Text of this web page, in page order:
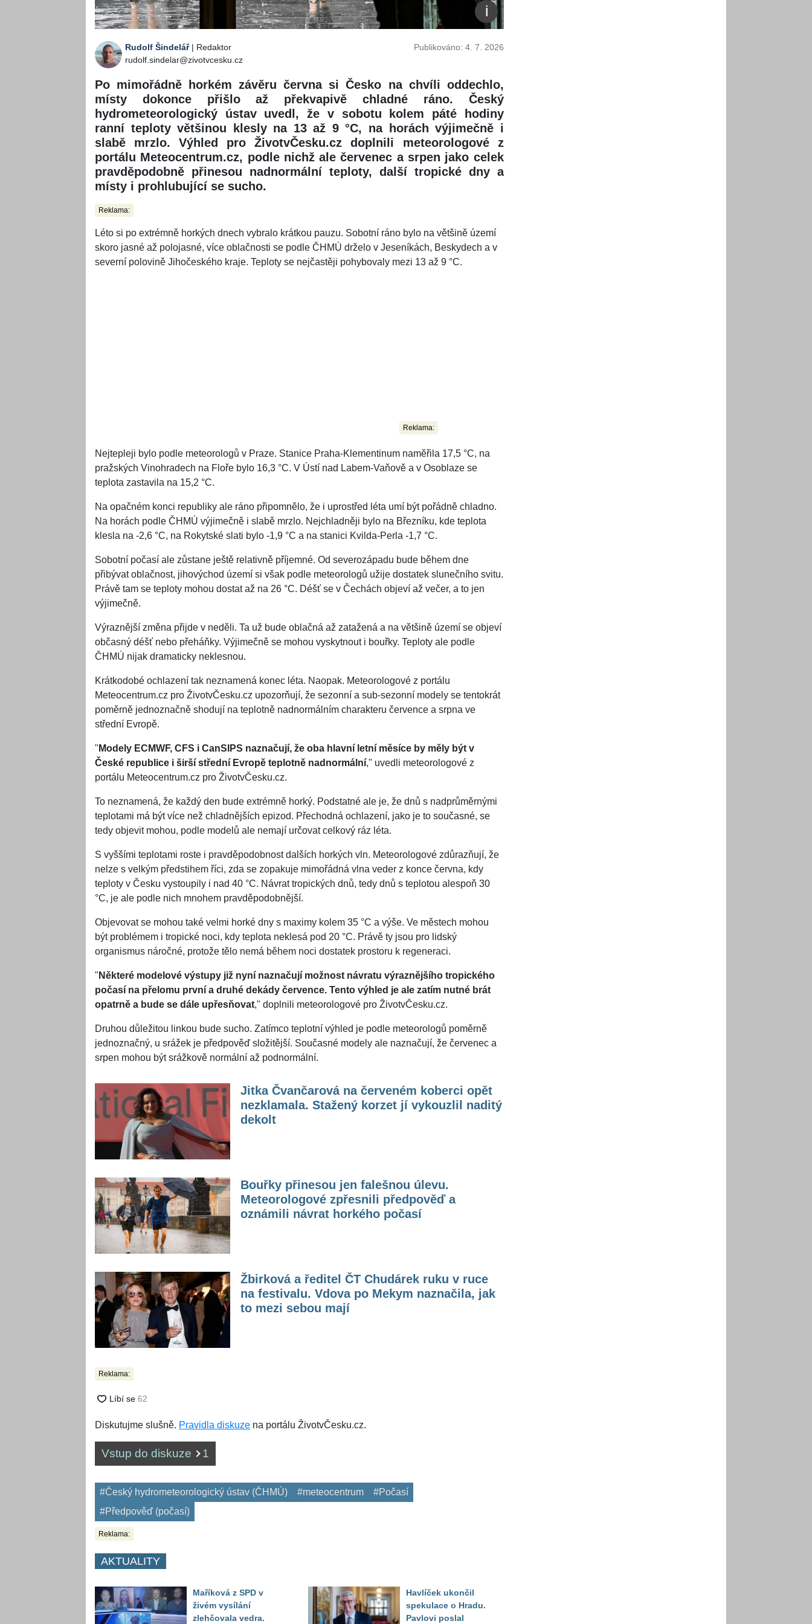
Rudolf Šindelář| Redaktor
rudolf.sindelar@zivotvcesku.cz
Publikováno: 4. 7. 2026
Po mimořádně horkém závěru června si Česko na chvíli oddechlo,
místy dokonce přišlo až překvapivě chladné ráno. Český
hydrometeorologický ústav uvedl, že v sobotu kolem páté hodiny
ranní teploty většinou klesly na 13 až 9 °C, na horách výjimečně i
slabě mrzlo. Výhled pro ŽivotvČesku.cz doplnili meteorologové z
portálu Meteocentrum.cz, podle nichž ale červenec a srpen jako celek
pravděpodobně přinesou nadnormální teploty, další tropické dny a
místy i prohlubující se sucho.
Reklama:
Léto si po extrémně horkých dnech vybralo krátkou pauzu. Sobotní ráno bylo na většině území
skoro jasné až polojasné, více oblačnosti se podle ČHMÚ drželo v Jeseníkách, Beskydech a v
severní polovině Jihočeského kraje. Teploty se nejčastěji pohybovaly mezi 13 až 9 °C.
Reklama:
Nejtepleji bylo podle meteorologů v Praze. Stanice Praha-Klementinum naměřila 17,5 °C, na
pražských Vinohradech na Floře bylo 16,3 °C. V Ústí nad Labem-Vaňově a v Osoblaze se
teplota zastavila na 15,2 °C.
Na opačném konci republiky ale ráno připomnělo, že i uprostřed léta umí být pořádně chladno.
Na horách podle ČHMÚ výjimečně i slabě mrzlo. Nejchladněji bylo na Březníku, kde teplota
klesla na -2,6 °C, na Rokytské slati bylo -1,9 °C a na stanici Kvilda-Perla -1,7 °C.
Sobotní počasí ale zůstane ještě relativně příjemné. Od severozápadu bude během dne
přibývat oblačnost, jihovýchod území si však podle meteorologů užije dostatek slunečního svitu.
Právě tam se teploty mohou dostat až na 26 °C. Déšť se v Čechách objeví až večer, a to jen
výjimečně.
Výraznější změna přijde v neděli. Ta už bude oblačná až zatažená a na většině území se objeví
občasný déšť nebo přeháňky. Výjimečně se mohou vyskytnout i bouřky. Teploty ale podle
ČHMÚ nijak dramaticky neklesnou.
Krátkodobé ochlazení tak neznamená konec léta. Naopak. Meteorologové z portálu
Meteocentrum.cz pro ŽivotvČesku.cz upozorňují, že sezonní a sub-sezonní modely se tentokrát
poměrně jednoznačně shodují na teplotně nadnormálním charakteru července a srpna ve
střední Evropě.
" Modely ECMWF, CFS i CanSIPS naznačují, že oba hlavní letní měsíce by měly být v
České republice i širší střední Evropě teplotně nadnormální," uvedli meteorologové z
portálu Meteocentrum.cz pro ŽivotvČesku.cz.
To neznamená, že každý den bude extrémně horký. Podstatné ale je, že dnů s nadprůměrnými
teplotami má být více než chladnějších epizod. Přechodná ochlazení, jako je to současné, se
tedy objevit mohou, podle modelů ale nemají určovat celkový ráz léta.
S vyššími teplotami roste i pravděpodobnost dalších horkých vln. Meteorologové zdůrazňují, že
nelze s velkým předstihem říci, zda se zopakuje mimořádná vlna veder z konce června, kdy
teploty v Česku vystoupily i nad 40 °C. Návrat tropických dnů, tedy dnů s teplotou alespoň 30
°C, je ale podle nich mnohem pravděpodobnější.
Objevovat se mohou také velmi horké dny s maximy kolem 35 °C a výše. Ve městech mohou
být problémem i tropické noci, kdy teplota neklesá pod 20 °C. Právě ty jsou pro lidský
organismus náročné, protože tělo nemá během noci dostatek prostoru k regeneraci.
" Některé modelové výstupy již nyní naznačují možnost návratu výraznějšího tropického
počasí na přelomu první a druhé dekády července. Tento výhled je ale zatím nutné brát
opatrně a bude se dále upřesňovat," doplnili meteorologové pro ŽivotvČesku.cz.
Druhou důležitou linkou bude sucho. Zatímco teplotní výhled je podle meteorologů poměrně
jednoznačný, u srážek je předpověď složitější. Současné modely ale naznačují, že červenec a
srpen mohou být srážkově normální až podnormální.
Jitka Čvančarová na červeném koberci opět
nezklamala. Stažený korzet jí vykouzlil naditý
dekolt
Bouřky přinesou jen falešnou úlevu.
Meteorologové zpřesnili předpověď a
oznámili návrat horkého počasí
Žbirková a ředitel ČT Chudárek ruku v ruce
na festivalu. Vdova po Mekym naznačila, jak
to mezi sebou mají
Reklama:
Diskutujme slušně. Pravidla diskuze na portálu ŽivotvČesku.cz.
Vstup do diskuze 1
#Český hydrometeorologický ústav (ČHMÚ) #meteocentrum
#Počasí
#Předpověď (počasí)
Reklama:
AKTUALITY
Maříková z SPD v
živém vysílání
zlehčovala vedra.
Havlíček ukončil
spekulace o Hradu.
Pavlovi poslal